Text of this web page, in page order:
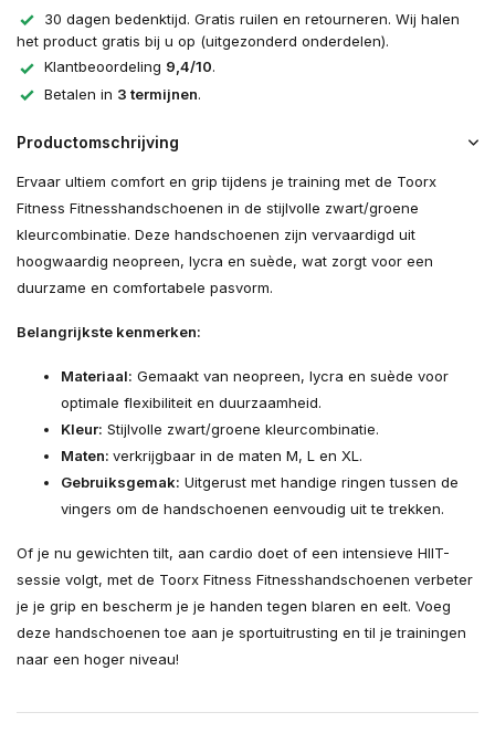
30 dagen bedenktijd. Gratis ruilen en retourneren. Wij halen
het product gratis bij u op (uitgezonderd onderdelen).
Klantbeoordeling 9,4/10.
Betalen in 3 termijnen.
Productomschrijving
Ervaar ultiem comfort en grip tijdens je training met de Toorx
Fitness Fitnesshandschoenen in de stijlvolle zwart/groene
kleurcombinatie. Deze handschoenen zijn vervaardigd uit
hoogwaardig neopreen, lycra en suède, wat zorgt voor een
duurzame en comfortabele pasvorm.
Belangrijkste kenmerken:
Materiaal: Gemaakt van neopreen, lycra en suède voor
optimale flexibiliteit en duurzaamheid.
Kleur: Stijlvolle zwart/groene kleurcombinatie.
Maten: verkrijgbaar in de maten M, L en XL.
Gebruiksgemak: Uitgerust met handige ringen tussen de
vingers om de handschoenen eenvoudig uit te trekken.
Of je nu gewichten tilt, aan cardio doet of een intensieve HIIT-
sessie volgt, met de Toorx Fitness Fitnesshandschoenen verbeter
je je grip en bescherm je je handen tegen blaren en eelt. Voeg
deze handschoenen toe aan je sportuitrusting en til je trainingen
naar een hoger niveau!